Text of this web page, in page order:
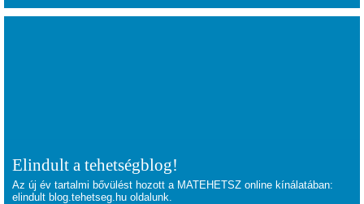
Elindult a tehetségblog!
Az új év tartalmi bővülést hozott a MATEHETSZ online kínálatában:
elindult blog.tehetseg.hu oldalunk.